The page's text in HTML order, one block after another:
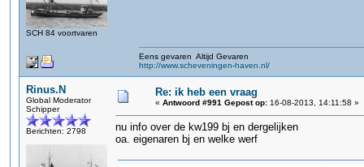
SCH 84 voortvaren
Eens gevaren Altijd Gevaren
http://www.scheveningen-haven.nl/
Rinus.N
Global Moderator
Schipper
Berichten: 2798
Re: ik heb een vraag
« Antwoord #991 Gepost op: 16-08-2013, 14:11:58 »
nu info over de kw199 bj en dergelijken
oa. eigenaren bj en welke werf